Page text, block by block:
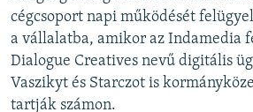
cégcsoport napi működését
a vállalatba, amikor az Indamedia
Dialogue Creatives nevű digitális
Vaszikyt és Starczot is
tartják számon.